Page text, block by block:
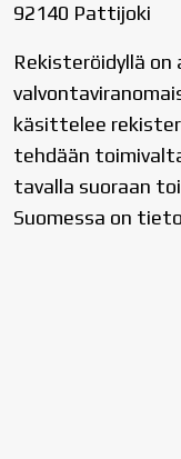
92140 Pattijoki
Rekisteröidyllä
käsittelee
tehdään
tavalla suoraan
Suomessa on